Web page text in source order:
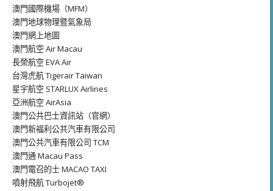
澳門國際機場（MFM）
澳門地球物理暨氣象局
澳門網上地圖
澳門航空 Air Macau
長榮航空 EVA Air
台灣虎航 Tigerair Taiwan
星宇航空 STARLUX Airlines
亞洲航空 AirAsia
澳門公共巴士資訊站（官網）
澳門新福利公共汽車有限公司
澳門公共汽車有限公司 TCM
澳門通 Macau Pass
澳門電召的士 MACAO TAXI
噴射飛航 Turbojet®